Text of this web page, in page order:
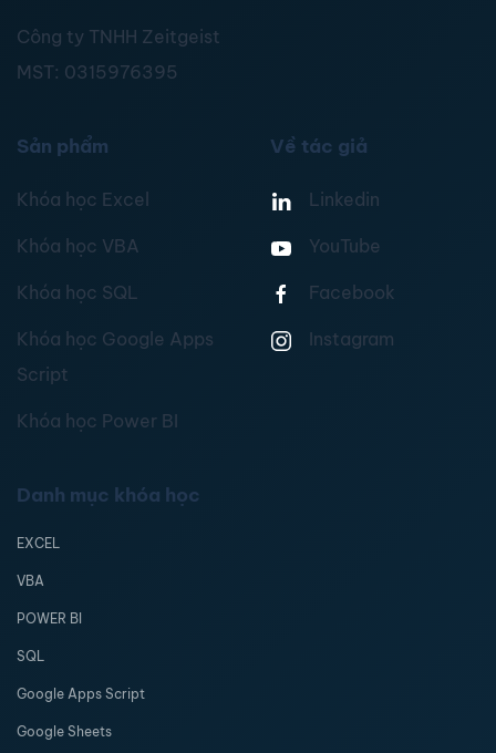
Công ty TNHH Zeitgeist
MST: 0315976395
Sản phẩm
Khóa học Excel
Khóa học VBA
Khóa học SQL
Khóa học Google Apps
Script
Khóa học Power BI
Về tác giả
Linkedin
YouTube
Facebook
Instagram
Danh mục khóa học
EXCEL
VBA
POWER BI
SQL
Google Apps Script
Google Sheets